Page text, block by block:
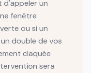
d'appeler un
fenêtre
ou si un
double de vos
claquée
sera